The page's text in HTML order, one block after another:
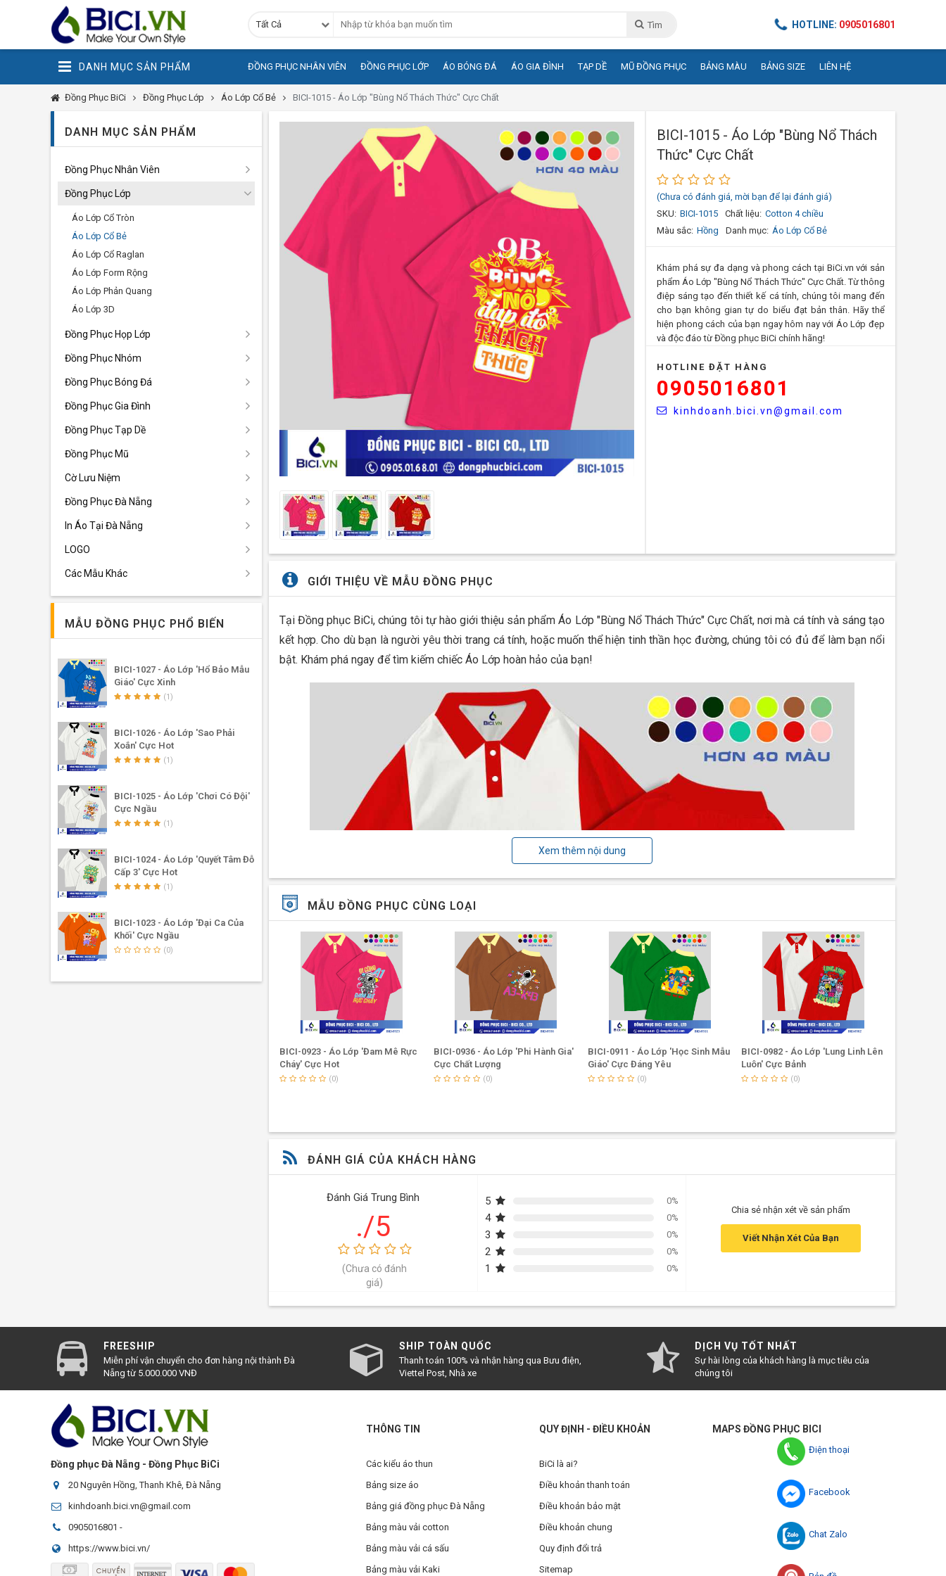
Điện thoại
Facebook
Chat Zalo
Tất Cả Tìm HOTLINE: 0905016801
DANH MỤC SẢN PHẨM ĐỒNG PHỤC NHÂN VIÊN ĐỒNG PHỤC LỚP ÁO BÓNG ĐÁ ÁO GIA ĐÌNH TẠP DỀ MŨ ĐỒNG PHỤC BẢNG MÀU BẢNG SIZE LIÊN HỆ
Đồng Phục BiCi Đồng Phục Lớp Áo Lớp Cổ Bẻ BICI-1015 - Áo Lớp "Bùng Nổ Thách Thức" Cực Chất
BICI-1015 - Áo Lớp "Bùng Nổ Thách
Thức" Cực Chất
(Chưa có đánh giá, mời bạn để lại đánh giá)
SKU: BICI-1015 Chất liệu: Cotton 4 chiều
Màu sắc: Hồng Danh mục: Áo Lớp Cổ Bẻ
Khám phá sự đa dạng và phong cách tại BiCi.vn với sản
phẩm Áo Lớp "Bùng Nổ Thách Thức" Cực Chất. Từ thông
điệp sáng tạo đến thiết kế cá tính, chúng tôi mang đến
cho bạn không gian tự do biểu đạt bản thân. Hãy thể
hiện phong cách của bạn ngay hôm nay với Áo Lớp đẹp
và độc đáo từ Đồng phục BiCi chính hãng!
HOTLINE ĐẶT HÀNG
0905016801
kinhdoanh.bici.vn@gmail.com
GIỚI THIỆU VỀ MẪU ĐỒNG PHỤC
Tại Đồng phục BiCi, chúng tôi tự hào giới thiệu sản phẩm Áo Lớp "Bùng Nổ Thách Thức" Cực Chất, nơi mà cá tính và sáng tạo
kết hợp. Cho dù bạn là người yêu thời trang cá tính, hoặc muốn thể hiện tinh thần học đường, chúng tôi có đủ để làm bạn nổi
bật. Khám phá ngay để tìm kiếm chiếc Áo Lớp hoàn hảo của bạn!
Xem thêm nội dung
MẪU ĐỒNG PHỤC CÙNG LOẠI
BICI-0923 - Áo Lớp 'Đam Mê Rực
Cháy' Cực Hot
(0)
BICI-0936 - Áo Lớp 'Phi Hành Gia'
Cực Chất Lượng
(0)
BICI-0911 - Áo Lớp 'Học Sinh Mẫu
Giáo' Cực Đáng Yêu
(0)
BICI-0982 - Áo Lớp 'Lung Linh Lên
Luôn' Cực Bảnh
(0)
ĐÁNH GIÁ CỦA KHÁCH HÀNG
Đánh Giá Trung Bình
./5
(Chưa có đánh
giá)
5 0%
4 0%
3 0%
2 0%
1 0%
Chia sẻ nhận xét về sản phẩm
Viết Nhận Xét Của Bạn
DANH MỤC SẢN PHẨM
Đồng Phục Nhân Viên
Đồng Phục Lớp
Áo Lớp Cổ Tròn
Áo Lớp Cổ Bẻ
Áo Lớp Cổ Raglan
Áo Lớp Form Rộng
Áo Lớp Phản Quang
Áo Lớp 3D
Đồng Phục Họp Lớp
Đồng Phục Nhóm
Đồng Phục Bóng Đá
Đồng Phục Gia Đình
Đồng Phục Tạp Dề
Đồng Phục Mũ
Cờ Lưu Niệm
Đồng Phục Đà Nẵng
In Áo Tại Đà Nẵng
LOGO
Các Mẫu Khác
MẪU ĐỒNG PHỤC PHỔ BIẾN
BICI-1027 - Áo Lớp 'Hổ Bảo Mẫu
Giáo' Cực Xinh
(1)
BICI-1026 - Áo Lớp 'Sao Phải
Xoắn' Cực Hot
(1)
BICI-1025 - Áo Lớp 'Chơi Có Đội'
Cực Ngầu
(1)
BICI-1024 - Áo Lớp 'Quyết Tâm Đỗ
Cấp 3' Cực Hot
(1)
BICI-1023 - Áo Lớp 'Đại Ca Của
Khối' Cực Ngầu
(0)
FREESHIP
Miễn phí vận chuyển cho đơn hàng nội thành Đà
Nẵng từ 5.000.000 VNĐ
SHIP TOÀN QUỐC
Thanh toán 100% và nhận hàng qua Bưu điện,
Viettel Post, Nhà xe
DỊCH VỤ TỐT NHẤT
Sự hài lòng của khách hàng là mục tiêu của
chúng tôi
Đồng phục Đà Nẵng - Đồng Phục BiCi
20 Nguyên Hồng, Thanh Khê, Đà Nẵng
kinhdoanh.bici.vn@gmail.com
0905016801 -
https://www.bici.vn/
THÔNG TIN
Các kiểu áo thun
Bảng size áo
Bảng giá đồng phục Đà Nẵng
Bảng màu vải cotton
Bảng màu vải cá sấu
Bảng màu vải Kaki
QUY ĐỊNH - ĐIỀU KHOẢN
BiCi là ai?
Điều khoản thanh toán
Điều khoản bảo mật
Điều khoản chung
Quy định đổi trả
Sitemap
MAPS ĐỒNG PHỤC BICI